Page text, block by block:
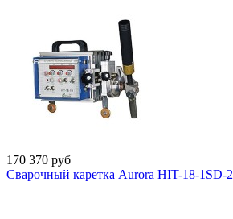
170 370 руб
Сварочный каретка Aurora HIT-18-1SD-2